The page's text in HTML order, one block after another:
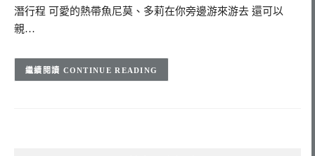
潛行程 可愛的熱帶魚尼莫、多莉在你旁邊游來游去 還可以
親…
CONTINUE READING